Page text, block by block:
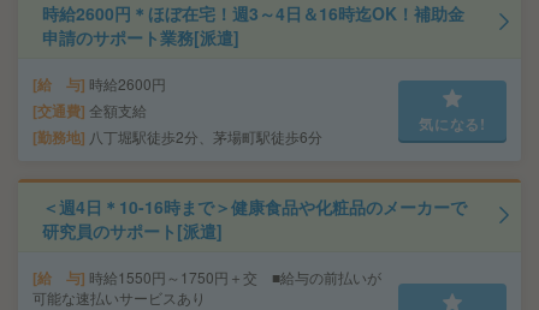
時給2600円＊ほぼ在宅！週3～4日＆16時迄OK！補助金
申請のサポート業務[派遣]
給 与 時給2600円
交通費 全額支給
勤務地 八丁堀駅徒歩2分、茅場町駅徒歩6分
気になる!
＜週4日＊10-16時まで＞健康食品や化粧品のメーカーで
研究員のサポート[派遣]
給 与 時給1550円～1750円＋交 ■給与の前払いが
可能な速払いサービスあり